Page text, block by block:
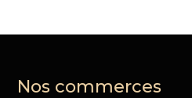
Nos commerces